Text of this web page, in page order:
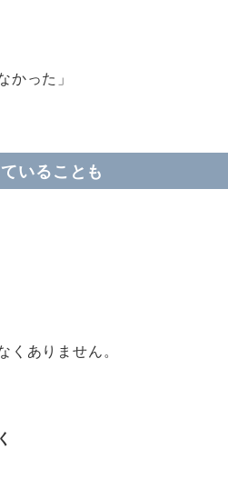
かった」
いることも
ありません。